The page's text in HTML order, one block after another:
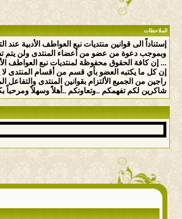
الملاحظات
إستناداً الى قوانين منتديات نبع العواطف الأدبية
وبموجب دعوة من عضو من أعضاء المنتدى ولن يتم
... إن كافة الحقوق محفوظة لمنتديات نبع العواطف
إن كل ما يكتبه العضو بأي قسم من أقسام المنتدى
راجين من الجميع الألتزام بقوانين المنتدى
شاكرين لكم تفهمكم ..وتعاونكم ..أهلاً وسهلاً ومرحباً